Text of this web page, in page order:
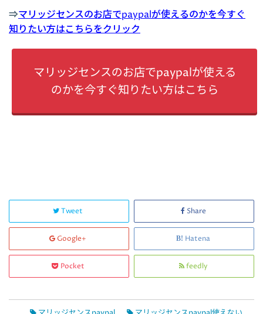
⇒マリッジセンスのお店でpaypalが使えるのかを今すぐ
知りたい方はこちらをクリック
マリッジセンスのお店でpaypalが使える
のかを今すぐ知りたい方はこちら
Tweet Share
Google+ Hatena
Pocket feedly